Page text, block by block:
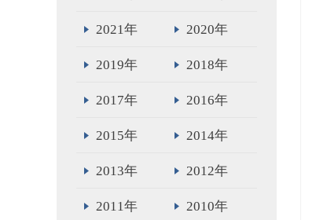
2021年 2020年
2019年 2018年
2017年 2016年
2015年 2014年
2013年 2012年
2011年 2010年